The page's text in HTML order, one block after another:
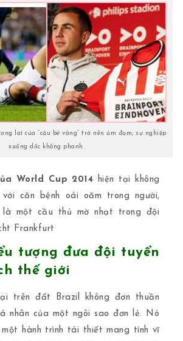
lai của “cậu bé vàng” trở nên ảm đạm, sự nghiệp
xuống dốc không phanh.
World Cup 2014 hiện tại không
với căn bệnh oái oăm trong người,
là một cầu thủ mờ nhạt trong đội
Frankfurt
tượng đưa đội tuyển
thế giới
trên đất Brazil không đơn thuần
nhân của một ngôi sao đơn lẻ. Nó
hành trình tái thiết mang tính vĩ